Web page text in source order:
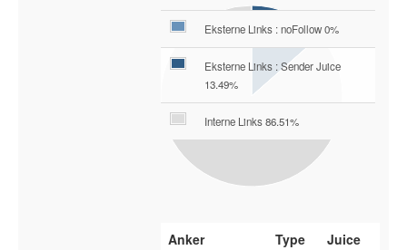
Eksterne Links : noFollow 0%
Eksterne Links : Sender Juice
13.49%
Interne Links 86.51%
Anker Type
Juice